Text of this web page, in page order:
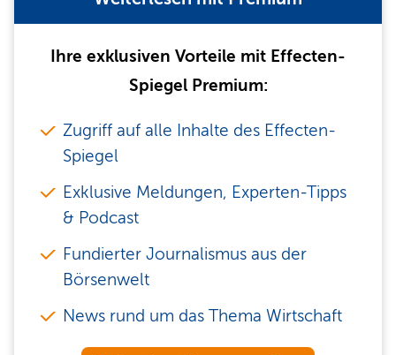
Ihre exklusiven Vorteile mit Effecten-
Spiegel Premium:
Zugriff auf alle Inhalte des Effecten-
Spiegel
Exklusive Meldungen, Experten-Tipps
& Podcast
Fundierter Journalismus aus der
Börsenwelt
News rund um das Thema Wirtschaft